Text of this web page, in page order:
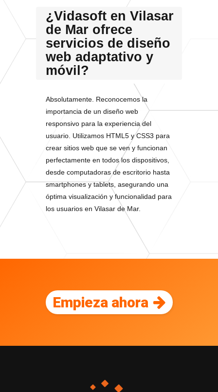
¿Vidasoft en Vilasar
de Mar ofrece
servicios de diseño
web adaptativo y
móvil?
Absolutamente. Reconocemos la
importancia de un diseño web
responsivo para la experiencia del
usuario. Utilizamos HTML5 y CSS3 para
crear sitios web que se ven y funcionan
perfectamente en todos los dispositivos,
desde computadoras de escritorio hasta
smartphones y tablets, asegurando una
óptima visualización y funcionalidad para
los usuarios en Vilasar de Mar.
Empieza ahora